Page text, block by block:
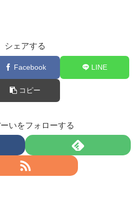
シェアする
Facebook LINE
コピー
いをフォローする